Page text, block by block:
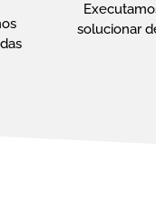
solucionar